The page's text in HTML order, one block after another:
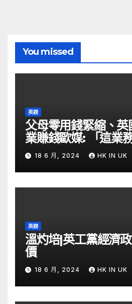
You missed
英鎊
父母零用錢緊縮、英
業賺錢歐媒: 「這業
自由財經
18 6 月, 2024 HK IN UK
英鎊
溫灼培|英工黨經濟
價
18 6 月, 2024 HK IN UK